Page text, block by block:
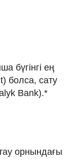
бүгінгі ең
болса, сату
Bank).*
орнындағы